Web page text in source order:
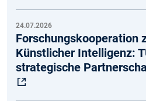
24.07.2026
Forschungskooperation
Künstlicher Intelligenz:
strategische